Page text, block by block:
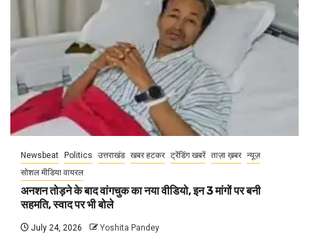
Newsbeat Politics उत्तराखंड खबर हटकर ट्रेंडिंग खबरें ताज़ा ख़बर न्यूज़
सोशल मीडिया वायरल
अनशन तोड़ने के बाद वांगचुक का नया वीडियो, इन 3 मांगों पर बनी
सहमति, स्वाद पर भी बोले
July 24, 2026 Yoshita Pandey